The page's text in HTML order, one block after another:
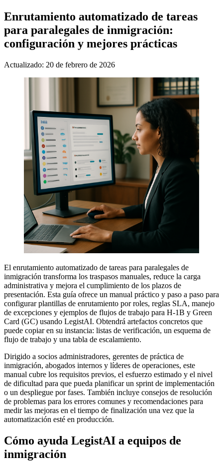
Enrutamiento automatizado de tareas
para paralegales de inmigración:
configuración y mejores prácticas
Actualizado: 20 de febrero de 2026
El enrutamiento automatizado de tareas para paralegales de
inmigración transforma los traspasos manuales, reduce la carga
administrativa y mejora el cumplimiento de los plazos de
presentación. Esta guía ofrece un manual práctico y paso a paso para
configurar plantillas de enrutamiento por roles, reglas SLA, manejo
de excepciones y ejemplos de flujos de trabajo para H‑1B y Green
Card (GC) usando LegistAI. Obtendrá artefactos concretos que
puede copiar en su instancia: listas de verificación, un esquema de
flujo de trabajo y una tabla de escalamiento.
Dirigido a socios administradores, gerentes de práctica de
inmigración, abogados internos y líderes de operaciones, este
manual cubre los requisitos previos, el esfuerzo estimado y el nivel
de dificultad para que pueda planificar un sprint de implementación
o un despliegue por fases. También incluye consejos de resolución
de problemas para los errores comunes y recomendaciones para
medir las mejoras en el tiempo de finalización una vez que la
automatización esté en producción.
Cómo ayuda LegistAI a equipos de
inmigración